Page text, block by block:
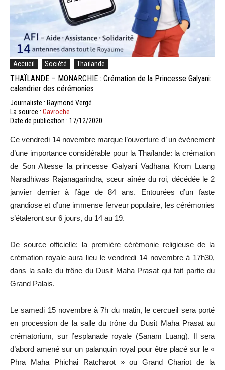
Accueil Société Thaïlande
THAÏLANDE – MONARCHIE : Crémation de la Princesse Galyani:
calendrier des cérémonies
Journaliste : Raymond Vergé
La source : Gavroche
Date de publication : 17/12/2020
Ce vendredi 14 novembre marque l’ouverture d’ un évènement
d’une importance considérable pour la Thaïlande: la crémation
de Son Altesse la princesse Galyani Vadhana Krom Luang
Naradhiwas Rajanagarindra, sœur aînée du roi, décédée le 2
janvier dernier à l’âge de 84 ans. Entourées d’un faste
grandiose et d’une immense ferveur populaire, les cérémonies
s’étaleront sur 6 jours, du 14 au 19.
De source officielle: la première cérémonie religieuse de la
crémation royale aura lieu le vendredi 14 novembre à 17h30,
dans la salle du trône du Dusit Maha Prasat qui fait partie du
Grand Palais.
Le samedi 15 novembre à 7h du matin, le cercueil sera porté
en procession de la salle du trône du Dusit Maha Prasat au
crématorium, sur l’esplanade royale (Sanam Luang). Il sera
d’abord amené sur un palanquin royal pour être placé sur le «
Phra Maha Phichai Ratcharot » ou Grand Chariot de la